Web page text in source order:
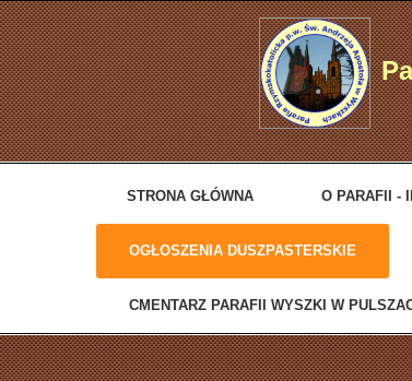
STRONA GŁÓWNA O PARAFII -
OGŁOSZENIA DUSZPASTERSKIE
CMENTARZ PARAFII WYSZKI W